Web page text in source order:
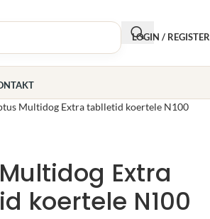
LOGIN / REGISTER
Multidog Extra tablletid koertele N100
Extra
koertele N100